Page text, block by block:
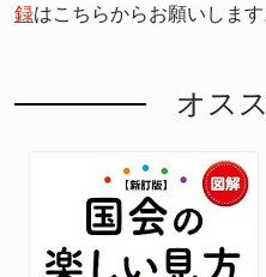
録はこちらからお願いします
オス